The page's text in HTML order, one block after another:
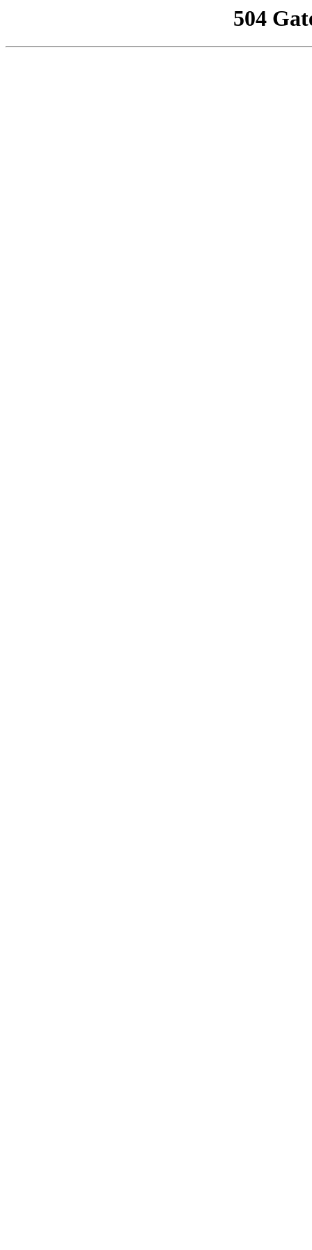
504